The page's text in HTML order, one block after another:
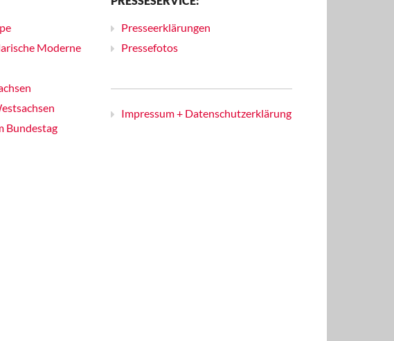
Moderne
Bundestag
Presseerklärungen
Pressefotos
Impressum + Datenschutzerklärung